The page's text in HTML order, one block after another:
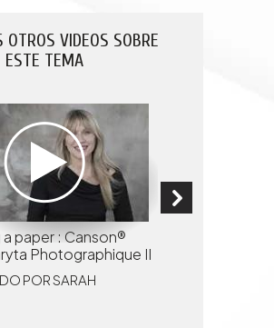
paper : Canson®
Photographique II
POR SARAH